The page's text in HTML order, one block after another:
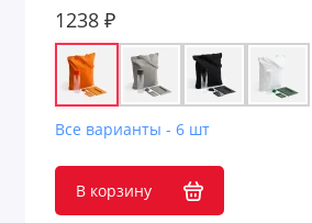
1238 ₽
Все варианты - 6 шт
В корзину